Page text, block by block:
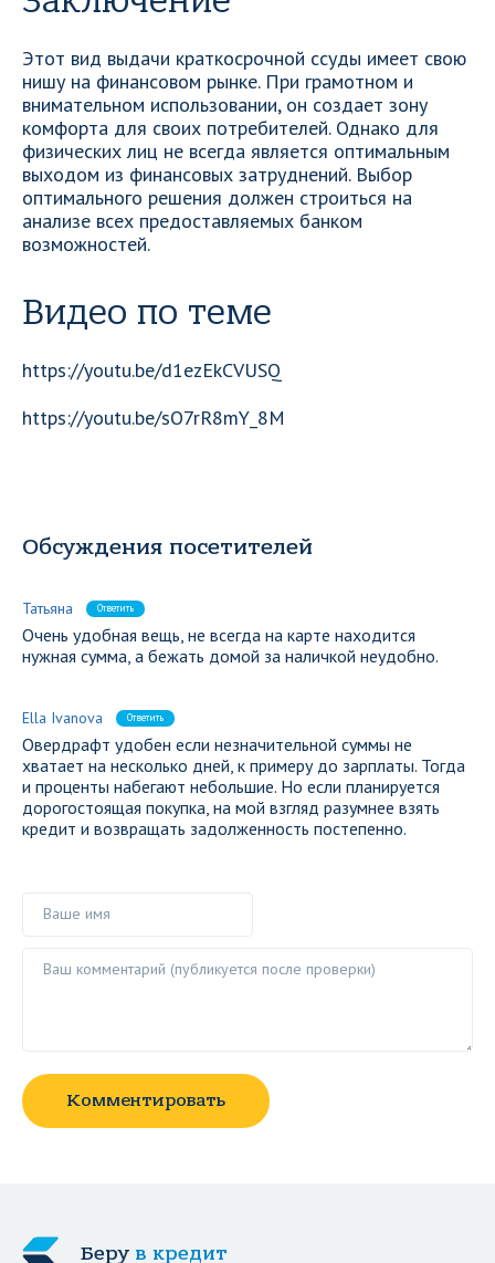
Этот вид выдачи краткосрочной ссуды имеет свою
нишу на финансовом рынке. При грамотном и
внимательном использовании, он создает зону
комфорта для своих потребителей. Однако для
физических лиц не всегда является оптимальным
выходом из финансовых затруднений. Выбор
оптимального решения должен строиться на
анализе всех предоставляемых банком
возможностей.
Видео по теме
https://youtu.be/d1ezEkCVUSQ
https://youtu.be/sO7rR8mY_8M
Обсуждения посетителей
Татьяна Ответить
Очень удобная вещь, не всегда на карте находится
нужная сумма, а бежать домой за наличкой неудобно.
Ella Ivanova Ответить
Овердрафт удобен если незначительной суммы не
хватает на несколько дней, к примеру до зарплаты. Тогда
и проценты набегают небольшие. Но если планируется
дорогостоящая покупка, на мой взгляд разумнее взять
кредит и возвращать задолженность постепенно.
Комментировать
Беру в кредит